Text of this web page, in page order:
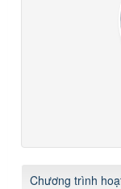
Chương trình